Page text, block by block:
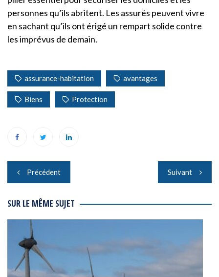
personnes qu’ils abritent. Les assurés peuvent vivre
en sachant qu’ils ont érigé un rempart solide contre
les imprévus de demain.
assurance-habitation avantages
Biens Protection
Navigation
de
l’article
Précédent Suivant
SUR LE MÊME SUJET